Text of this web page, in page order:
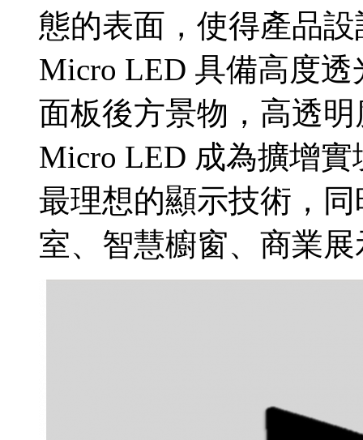
態的表面，使得產品
Micro LED 具備高度
面板後方景物，高透
Micro LED 成為擴增
最理想的顯示技術，
室、智慧櫥窗、商業